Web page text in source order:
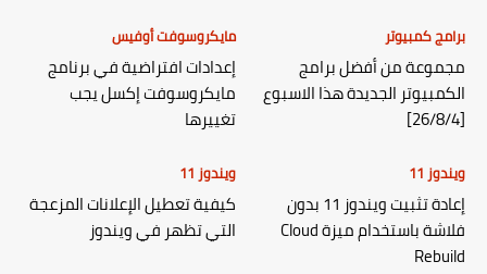
برامج كمبيوتر
مجموعة من أفضل برامج
الكمبيوتر الجديدة هذا الاسبوع
[26/8/4]
مايكروسوفت أوفيس
إعدادات افتراضية في برنامج
مايكروسوفت إكسل يجب
تغييرها
ويندوز 11
إعادة تثبيت ويندوز 11 بدون
فلاشة باستخدام ميزة Cloud
Rebuild
ويندوز 11
كيفية تعطيل الإعلانات المزعجة
التي تظهر في ويندوز